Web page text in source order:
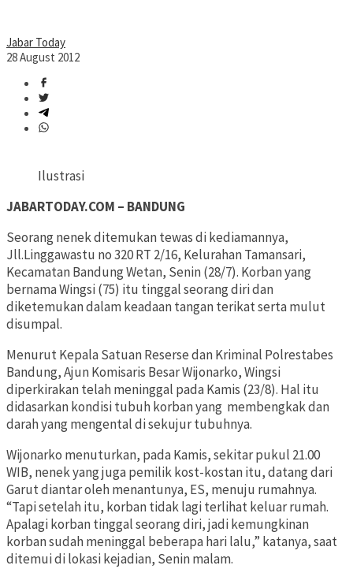
Jabar Today
28 August 2012
Ilustrasi
JABARTODAY.COM – BANDUNG
Seorang nenek ditemukan tewas di kediamannya,
Jll.Linggawastu no 320 RT 2/16, Kelurahan Tamansari,
Kecamatan Bandung Wetan, Senin (28/7). Korban yang
bernama Wingsi (75) itu tinggal seorang diri dan
diketemukan dalam keadaan tangan terikat serta mulut
disumpal.
Menurut Kepala Satuan Reserse dan Kriminal Polrestabes
Bandung, Ajun Komisaris Besar Wijonarko, Wingsi
diperkirakan telah meninggal pada Kamis (23/8). Hal itu
didasarkan kondisi tubuh korban yang membengkak dan
darah yang mengental di sekujur tubuhnya.
Wijonarko menuturkan, pada Kamis, sekitar pukul 21.00
WIB, nenek yang juga pemilik kost-kostan itu, datang dari
Garut diantar oleh menantunya, ES, menuju rumahnya.
“Tapi setelah itu, korban tidak lagi terlihat keluar rumah.
Apalagi korban tinggal seorang diri, jadi kemungkinan
korban sudah meninggal beberapa hari lalu,” katanya, saat
ditemui di lokasi kejadian, Senin malam.